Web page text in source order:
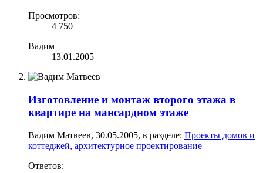
Просмотров:
4 750
Вадим
13.01.2005
Изготовление и монтаж второго этажа в
квартире на мансардном этаже
Вадим Матвеев, 30.05.2005, в разделе: Проекты домов и
коттеджей, архитектурное проектирование
Ответов: